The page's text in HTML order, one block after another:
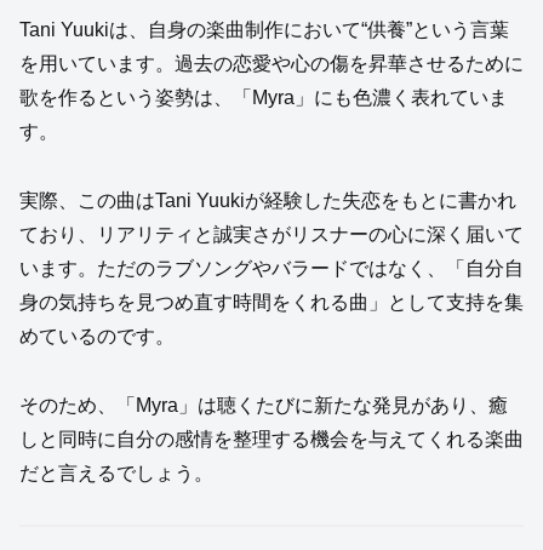
Tani Yuukiは、自身の楽曲制作において“供養”という言葉
を用いています。過去の恋愛や心の傷を昇華させるために
歌を作るという姿勢は、「Myra」にも色濃く表れていま
す。
実際、この曲はTani Yuukiが経験した失恋をもとに書かれ
ており、リアリティと誠実さがリスナーの心に深く届いて
います。ただのラブソングやバラードではなく、「自分自
身の気持ちを見つめ直す時間をくれる曲」として支持を集
めているのです。
そのため、「Myra」は聴くたびに新たな発見があり、癒
しと同時に自分の感情を整理する機会を与えてくれる楽曲
だと言えるでしょう。